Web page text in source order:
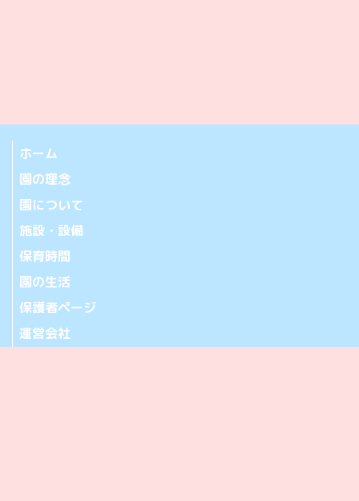
ホーム
園の理念
園について
施設・設備
保育時間
園の生活
保護者ページ
運営会社